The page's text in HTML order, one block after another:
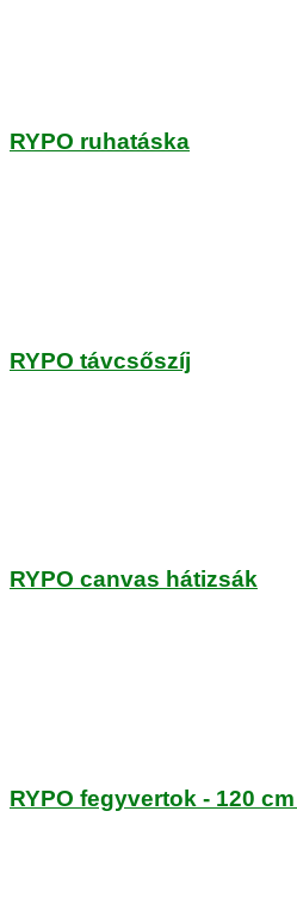
RYPO ruhatáska
RYPO távcsőszíj
RYPO canvas hátizsák
RYPO fegyvertok - 120